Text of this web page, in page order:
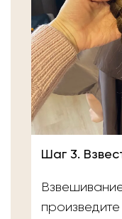
Шаг 3.